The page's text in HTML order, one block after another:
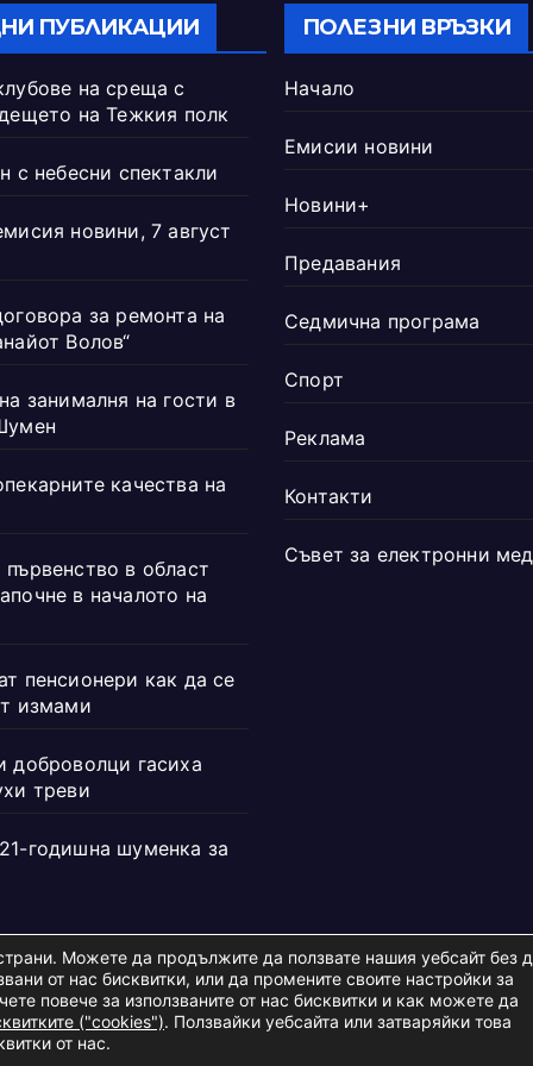
ПУБЛИКАЦИИ
на среща с
на Тежкия полк
с небесни спектакли
новини, 7 август
за ремонта на
Волов“
занималня на гости в
качества на
в област
в началото на
пенсионери как да се
измами
доброволци гасиха
треви
годишна шуменка за
ПОЛЕЗНИ ВРЪЗКИ
Начало
Емисии новини
Новини+
Предавания
Седмична програма
Спорт
Реклама
Контакти
Съвет за електронни
Можете да продължите да ползвате нашия уебсайт без
от нас бисквитки, или да промените своите настройки за
повече за използваните от нас бисквитки и как можете да
("cookies"). Ползвайки уебсайта или затваряйки това
от нас.